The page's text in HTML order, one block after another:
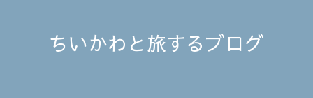
ちいかわと旅するブログ